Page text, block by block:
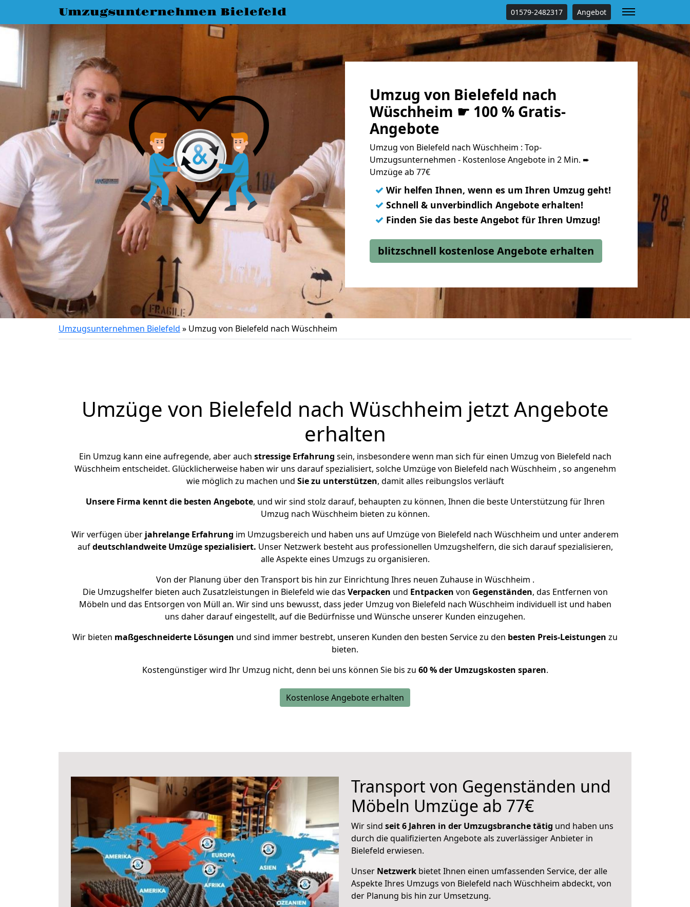
Umzugsunternehmen Bielefeld 01579-2482317 Angebot
Umzug von Bielefeld nach
Wüschheim ☛ 100 % Gratis-
Angebote
Umzug von Bielefeld nach Wüschheim : Top-
Umzugsunternehmen - Kostenlose Angebote in 2 Min. ➨
Umzüge ab 77€
✓ Wir helfen Ihnen, wenn es um Ihren Umzug geht!
✓ Schnell & unverbindlich Angebote erhalten!
✓ Finden Sie das beste Angebot für Ihren Umzug!
blitzschnell kostenlose Angebote erhalten
Umzugsunternehmen Bielefeld » Umzug von Bielefeld nach Wüschheim
Umzüge von Bielefeld nach Wüschheim jetzt Angebote
erhalten
Ein Umzug kann eine aufregende, aber auch stressige Erfahrung sein, insbesondere wenn man sich für einen Umzug von Bielefeld nach
Wüschheim entscheidet. Glücklicherweise haben wir uns darauf spezialisiert, solche Umzüge von Bielefeld nach Wüschheim , so angenehm
wie möglich zu machen und Sie zu unterstützen, damit alles reibungslos verläuft
Unsere Firma kennt die besten Angebote, und wir sind stolz darauf, behaupten zu können, Ihnen die beste Unterstützung für Ihren
Umzug nach Wüschheim bieten zu können.
Wir verfügen über jahrelange Erfahrung im Umzugsbereich und haben uns auf Umzüge von Bielefeld nach Wüschheim und unter anderem
aufdeutschlandweite Umzüge spezialisiert. Unser Netzwerk besteht aus professionellen Umzugshelfern, die sich darauf spezialisieren,
alle Aspekte eines Umzugs zu organisieren.
Von der Planung über den Transport bis hin zur Einrichtung Ihres neuen Zuhause in Wüschheim .
Die Umzugshelfer bieten auch Zusatzleistungen in Bielefeld wie das Verpacken und Entpacken von Gegenständen, das Entfernen von
Möbeln und das Entsorgen von Müll an. Wir sind uns bewusst, dass jeder Umzug von Bielefeld nach Wüschheim individuell ist und haben
uns daher darauf eingestellt, auf die Bedürfnisse und Wünsche unserer Kunden einzugehen.
Wir bieten maßgeschneiderte Lösungen und sind immer bestrebt, unseren Kunden den besten Service zu den besten Preis-Leistungen zu
bieten.
Kostengünstiger wird Ihr Umzug nicht, denn bei uns können Sie bis zu 60 % der Umzugskosten sparen.
Kostenlose Angebote erhalten
Transport von Gegenständen und
Möbeln Umzüge ab 77€
Wir sind seit 6 Jahren in der Umzugsbranche tätig und haben uns
durch die qualifizierten Angebote als zuverlässiger Anbieter in
Bielefeld erwiesen.
Unser Netzwerk bietet Ihnen einen umfassenden Service, der alle
Aspekte Ihres Umzugs von Bielefeld nach Wüschheim abdeckt, von
der Planung bis hin zur Umsetzung.